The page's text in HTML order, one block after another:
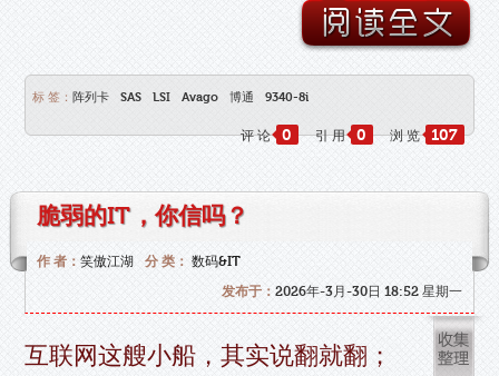
标 签： 阵列卡 SAS LSI Avago 博通 9340-8i
评 论 0 引 用 0 浏 览 107
脆弱的IT，你信吗？
作 者：笑傲江湖 分 类： 数码&IT
发布于： 2026年-3月-30日 18:52 星期一
互联网这艘小船，其实说翻就翻；